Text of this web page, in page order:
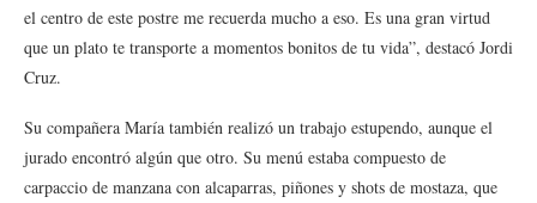
el centro de este postre me recuerda mucho a eso. Es una gran virtud
que un plato te transporte a momentos bonitos de tu vida”, destacó Jordi
Cruz.
Su compañera María también realizó un trabajo estupendo, aunque el
jurado encontró algún que otro. Su menú estaba compuesto de
carpaccio de manzana con alcaparras, piñones y shots de mostaza, que